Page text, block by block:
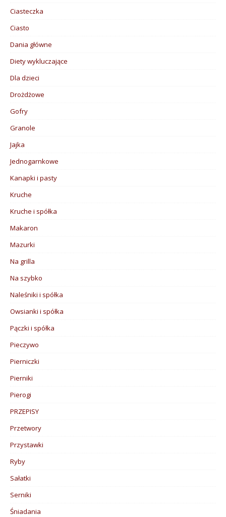
Ciasteczka
Ciasto
Dania główne
Diety wykluczające
Dla dzieci
Drożdżowe
Gofry
Granole
Jajka
Jednogarnkowe
Kanapki i pasty
Kruche
Kruche i spółka
Makaron
Mazurki
Na grilla
Na szybko
Naleśniki i spółka
Owsianki i spółka
Pączki i spółka
Pieczywo
Pierniczki
Pierniki
Pierogi
PRZEPISY
Przetwory
Przystawki
Ryby
Sałatki
Serniki
Śniadania